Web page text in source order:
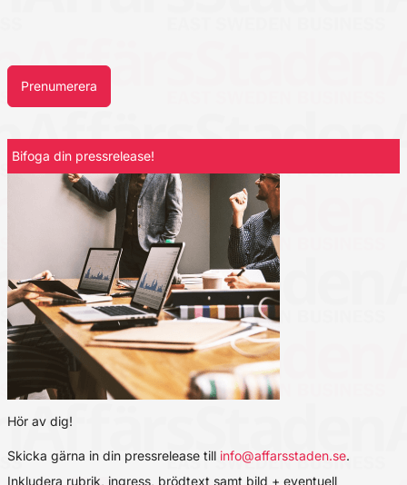
Prenumerera
Bifoga din pressrelease!
Hör av dig!
Skicka gärna in din pressrelease till info@affarsstaden.se.
Inkludera rubrik, ingress, brödtext samt bild + eventuell